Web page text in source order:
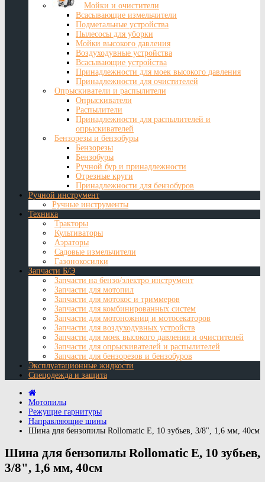
Мойки и очистители
Всасывающие измельчители
Подметальные устройства
Пылесосы для уборки
Мойки высокого давления
Воздуходувные устройства
Всасывающие устройства
Принадлежности для моек высокого давления
Принадлежности для очистителей
Опрыскиватели и распылители
Опрыскиватели
Распылители
Принадлежности для распылителей и
опрыскивателей
Бензорезы и бензобуры
Бензорезы
Бензобуры
Ручной бур и принадлежности
Отрезные круги
Принадлежности для бензобуров
Ручной инструмент
Ручные инструменты
Техника
Тракторы
Культиваторы
Аэраторы
Садовые измельчители
Газонокосилки
Запчасти Б/Э
Запчасти на бензо/электро инструмент
Запчасти для мотопил
Запчасти для мотокос и триммеров
Запчасти для комбинированных систем
Запчасти для мотоножниц и мотосекаторов
Запчасти для воздуходувных устройств
Запчасти для моек высокого давления и очистителей
Запчасти для опрыскивателей и распылителей
Запчасти для бензорезов и бензобуров
Эксплуатационные жидкости
Спецодежда и защита
Мотопилы
Режущие гарнитуры
Направляющие шины
Шина для бензопилы Rollomatic E, 10 зубьев, 3/8", 1,6 мм, 40см
Шина для бензопилы Rollomatic E, 10 зубьев,
3/8", 1,6 мм, 40см